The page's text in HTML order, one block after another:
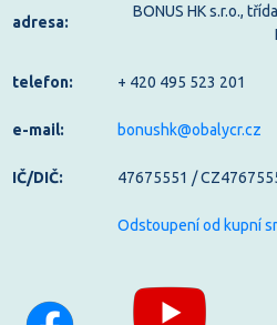
adresa:
BONUS HK s.r.o.,
telefon: + 420 495 523 201
e-mail: bonushk@obalycr.cz
IČ/DIČ: 47675551 /
Odstoupení od kupní